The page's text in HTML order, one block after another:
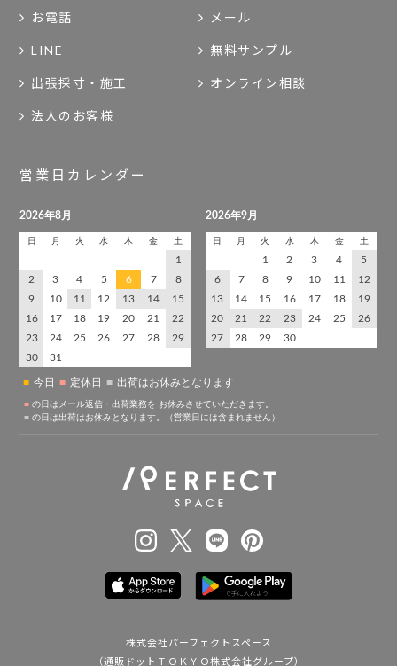
お電話 メール
LINE 無料サンプル
出張採寸・施工 オンライン相談
法人のお客様
営業日カレンダー
株式会社パーフェクトスペース
（通販ドットＴＯＫＹＯ株式会社グループ）